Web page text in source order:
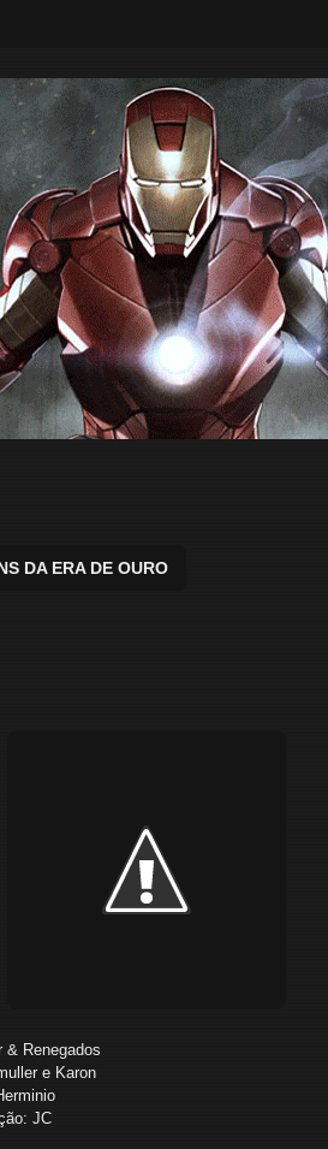
DA ERA DE OURO
& Renegados
e Karon
JC